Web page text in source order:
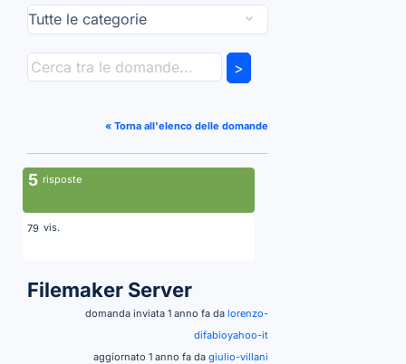
>
« Torna all'elenco delle domande
5 risposte
79 vis.
Filemaker Server
domanda inviata 1 anno fa da lorenzo-
difabioyahoo-it
aggiornato 1 anno fa da giulio-villani